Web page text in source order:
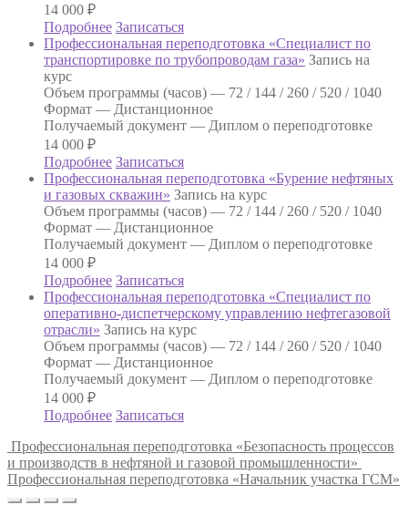
14 000 ₽
Подробнее Записаться
Профессиональная переподготовка «Специалист по
транспортировке по трубопроводам газа» Запись на
курс
Объем программы (часов) — 72 / 144 / 260 / 520 / 1040
Формат — Дистанционное
Получаемый документ — Диплом о переподготовке
14 000 ₽
Подробнее Записаться
Профессиональная переподготовка «Бурение нефтяных
и газовых скважин» Запись на курс
Объем программы (часов) — 72 / 144 / 260 / 520 / 1040
Формат — Дистанционное
Получаемый документ — Диплом о переподготовке
14 000 ₽
Подробнее Записаться
Профессиональная переподготовка «Специалист по
оперативно-диспетчерскому управлению нефтегазовой
отрасли» Запись на курс
Объем программы (часов) — 72 / 144 / 260 / 520 / 1040
Формат — Дистанционное
Получаемый документ — Диплом о переподготовке
14 000 ₽
Подробнее Записаться
Профессиональная переподготовка «Безопасность процессов
и производств в нефтяной и газовой промышленности»
Профессиональная переподготовка «Начальник участка ГСМ»